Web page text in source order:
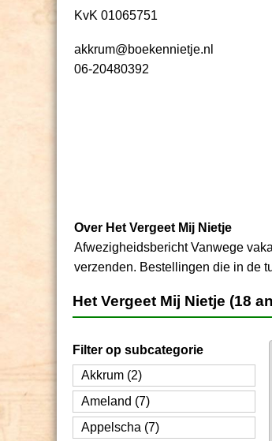
KvK 01065751
akkrum@boekennietje.nl
06-20480392
Over Het Vergeet Mij Nietje
Afwezigheidsbericht Vanwege
verzenden. Bestellingen die in de
Het Vergeet Mij Nietje (18
Filter op subcategorie
Akkrum (2)
Ameland (7)
Appelscha (7)